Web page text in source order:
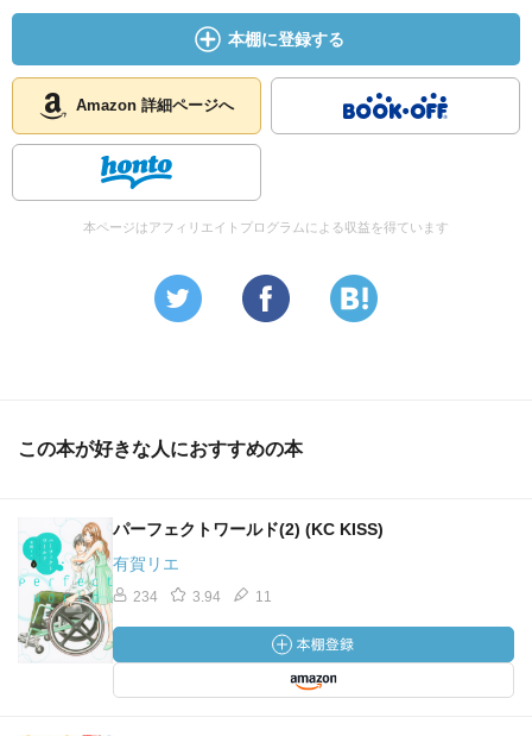
本棚に登録する
Amazon 詳細ページへ
本ページはアフィリエイトプログラムによる収益を得ています
この本が好きな人におすすめの本
パーフェクトワールド(2) (KC KISS)
有賀リエ
234 3.94 11